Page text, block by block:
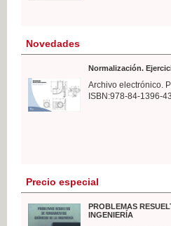
Novedades
Normalización.
Archivo electrónico.
ISBN:978-84-1396-
Precio especial
PROBLEMAS
INGENIERÍA